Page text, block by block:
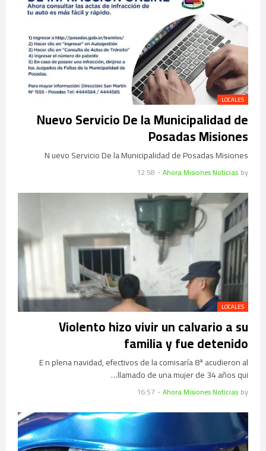
LOCALES
Nuevo Servicio De la Municipalidad de
Posadas Misiones
N uevo Servicio De la Municipalidad de Posadas Misiones
by
Ahora Misiones Noticias
-
12:58
LOCALES
Violento hizo vivir un calvario a su
familia y fue detenido
E n plena navidad, efectivos de la comisaría 8ª acudieron al
llamado de una mujer de 34 años qui…
by
Ahora Misiones Noticias
-
16:57